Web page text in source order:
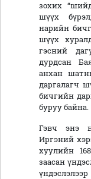
зохих
шүүх
нарийн
шүүх
гэсний
дурдсан
анхан
даргалагч
бичгийн
буруу байна.
Гэвч энэ
Иргэний
хуулийн
заасан